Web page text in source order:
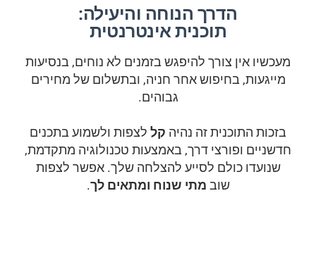
הדרך הנוחה והיעילה:
תוכנית אינטרנטית
מעכשיו אין צורך להיפגש בזמנים לא נוחים, בנסיעות
מייגעות, בחיפוש אחר חניה, ובתשלום של מחירים
גבוהים.
בזכות התוכנית זה נהיה קל לצפות ולשמוע בתכנים
חדשניים ופורצי דרך, באמצעות טכנולוגיה מתקדמת,
שנועדו כולם לסייע להצלחה שלך. אפשר לצפות
שוב מתי שנוח ומתאים לך.